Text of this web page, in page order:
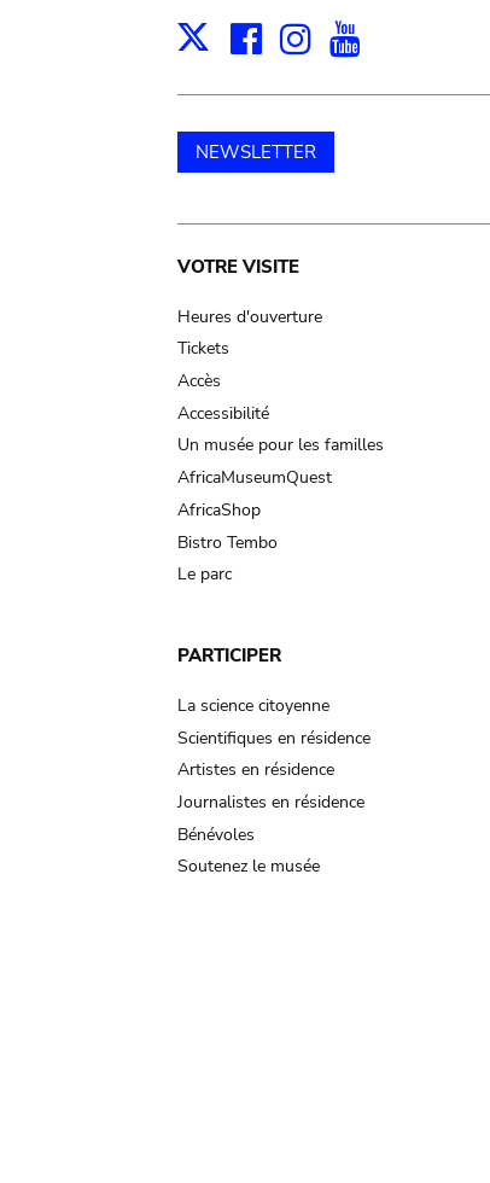
X Facebook
Instagram
NEWSLETTER
Main
navigation
VOTRE VISITE
Heures d'ouverture
Tickets
Accès
Accessibilité
Un musée pour les familles
AfricaMuseumQuest
AfricaShop
Bistro Tembo
Le parc
PARTICIPER
La science citoyenne
Scientifiques en résidence
Artistes en résidence
Journalistes en résidence
Bénévoles
Soutenez le musée